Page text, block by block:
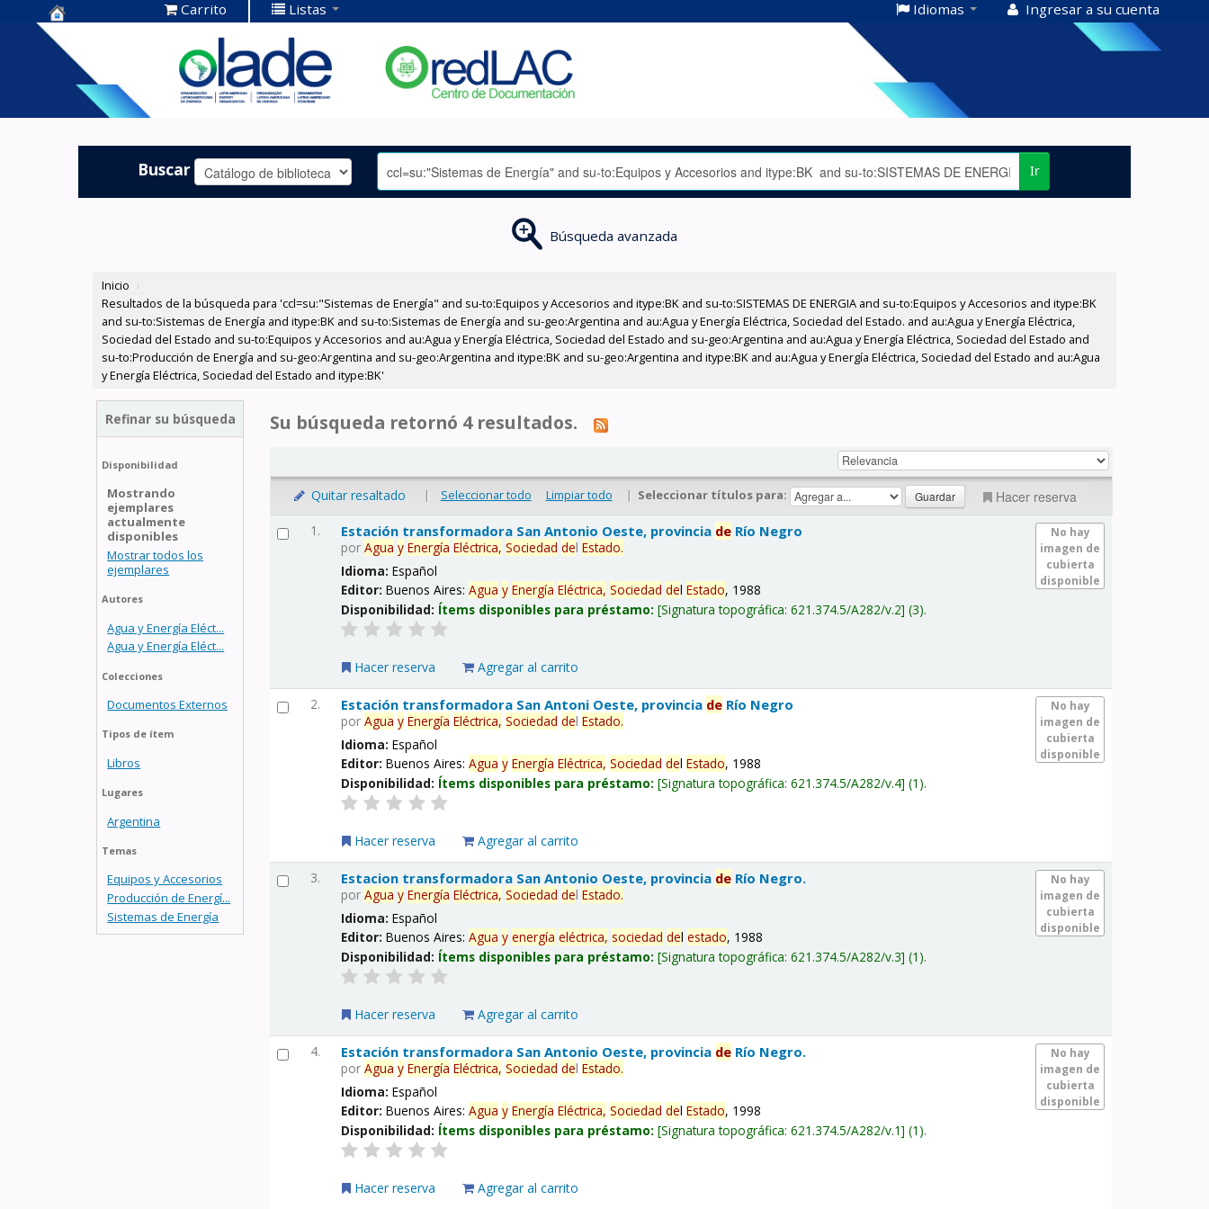
Centro de
Documentación
OLADE -
Carrito Listas Idiomas Ingresar a su cuenta
Buscar Ir
Búsqueda avanzada
Inicio ›
Resultados de la búsqueda para 'ccl=su:"Sistemas de Energía" and su-to:Equipos y Accesorios and itype:BK and su-to:SISTEMAS DE ENERGIA and su-to:Equipos y Accesorios and itype:BK
and su-to:Sistemas de Energía and itype:BK and su-to:Sistemas de Energía and su-geo:Argentina and au:Agua y Energía Eléctrica, Sociedad del Estado. and au:Agua y Energía Eléctrica,
Sociedad del Estado and su-to:Equipos y Accesorios and au:Agua y Energía Eléctrica, Sociedad del Estado and su-geo:Argentina and au:Agua y Energía Eléctrica, Sociedad del Estado and
su-to:Producción de Energía and su-geo:Argentina and su-geo:Argentina and itype:BK and su-geo:Argentina and itype:BK and au:Agua y Energía Eléctrica, Sociedad del Estado and au:Agua
y Energía Eléctrica, Sociedad del Estado and itype:BK'
Refinar su búsqueda
Disponibilidad
Mostrando
ejemplares
actualmente
disponibles
Mostrar todos los
ejemplares
Autores
Agua y Energía Eléct...
Agua y Energía Eléct...
Colecciones
Documentos Externos
Tipos de ítem
Libros
Lugares
Argentina
Temas
Equipos y Accesorios
Producción de Energí...
Sistemas de Energía
Su búsqueda retornó 4 resultados.
Quitar resaltado | Seleccionar todo Limpiar todo | Seleccionar títulos para: Hacer reserva
1.
No hay
imagen de
cubierta
disponible
Estación transformadora San Antonio Oeste, provincia de Río Negro
porAgua y Energía Eléctrica, Sociedad delEstado.
Idioma:Español
Editor:Buenos Aires:Agua y Energía Eléctrica, Sociedad delEstado, 1988
Disponibilidad: Ítems disponibles para préstamo: Signatura topográfica:621.374.5/A282/v.2 (3).
Hacer reserva Agregar al carrito
2.
No hay
imagen de
cubierta
disponible
Estación transformadora San Antoni Oeste, provincia de Río Negro
porAgua y Energía Eléctrica, Sociedad delEstado.
Idioma:Español
Editor:Buenos Aires:Agua y Energía Eléctrica, Sociedad delEstado, 1988
Disponibilidad: Ítems disponibles para préstamo: Signatura topográfica:621.374.5/A282/v.4 (1).
Hacer reserva Agregar al carrito
3.
No hay
imagen de
cubierta
disponible
Estacion transformadora San Antonio Oeste, provincia de Río Negro.
porAgua y Energía Eléctrica, Sociedad delEstado.
Idioma:Español
Editor:Buenos Aires:Agua y energía eléctrica, sociedad delestado, 1988
Disponibilidad: Ítems disponibles para préstamo: Signatura topográfica:621.374.5/A282/v.3 (1).
Hacer reserva Agregar al carrito
4.
No hay
imagen de
cubierta
disponible
Estación transformadora San Antonio Oeste, provincia de Río Negro.
porAgua y Energía Eléctrica, Sociedad delEstado.
Idioma:Español
Editor:Buenos Aires:Agua y Energía Eléctrica, Sociedad delEstado, 1998
Disponibilidad: Ítems disponibles para préstamo: Signatura topográfica:621.374.5/A282/v.1 (1).
Hacer reserva Agregar al carrito